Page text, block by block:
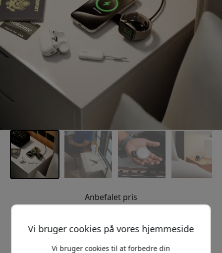
Anbefalet pris
Vi bruger cookies på vores hjemmeside
Vi bruger cookies til at forbedre din